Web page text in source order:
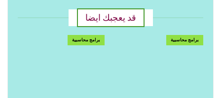
قد يعجبك ايضا
برامج محاسبية برامج محاسبية